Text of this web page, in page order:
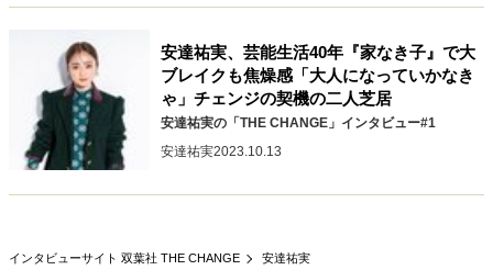
安達祐実、芸能生活40年『家なき子』で大
ブレイクも焦燥感「大人になっていかなき
ゃ」チェンジの契機の二人芝居
安達祐実の「THE CHANGE」インタビュー#1
安達祐実2023.10.13
インタビューサイト 双葉社 THE CHANGE 安達祐実